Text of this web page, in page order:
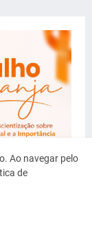
Ao navegar pelo
de